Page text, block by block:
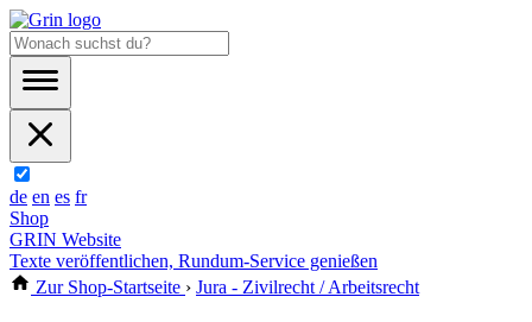
de en es fr
Shop
GRIN Website
Texte veröffentlichen, Rundum-Service genießen
Zur Shop-Startseite › Jura - Zivilrecht / Arbeitsrecht